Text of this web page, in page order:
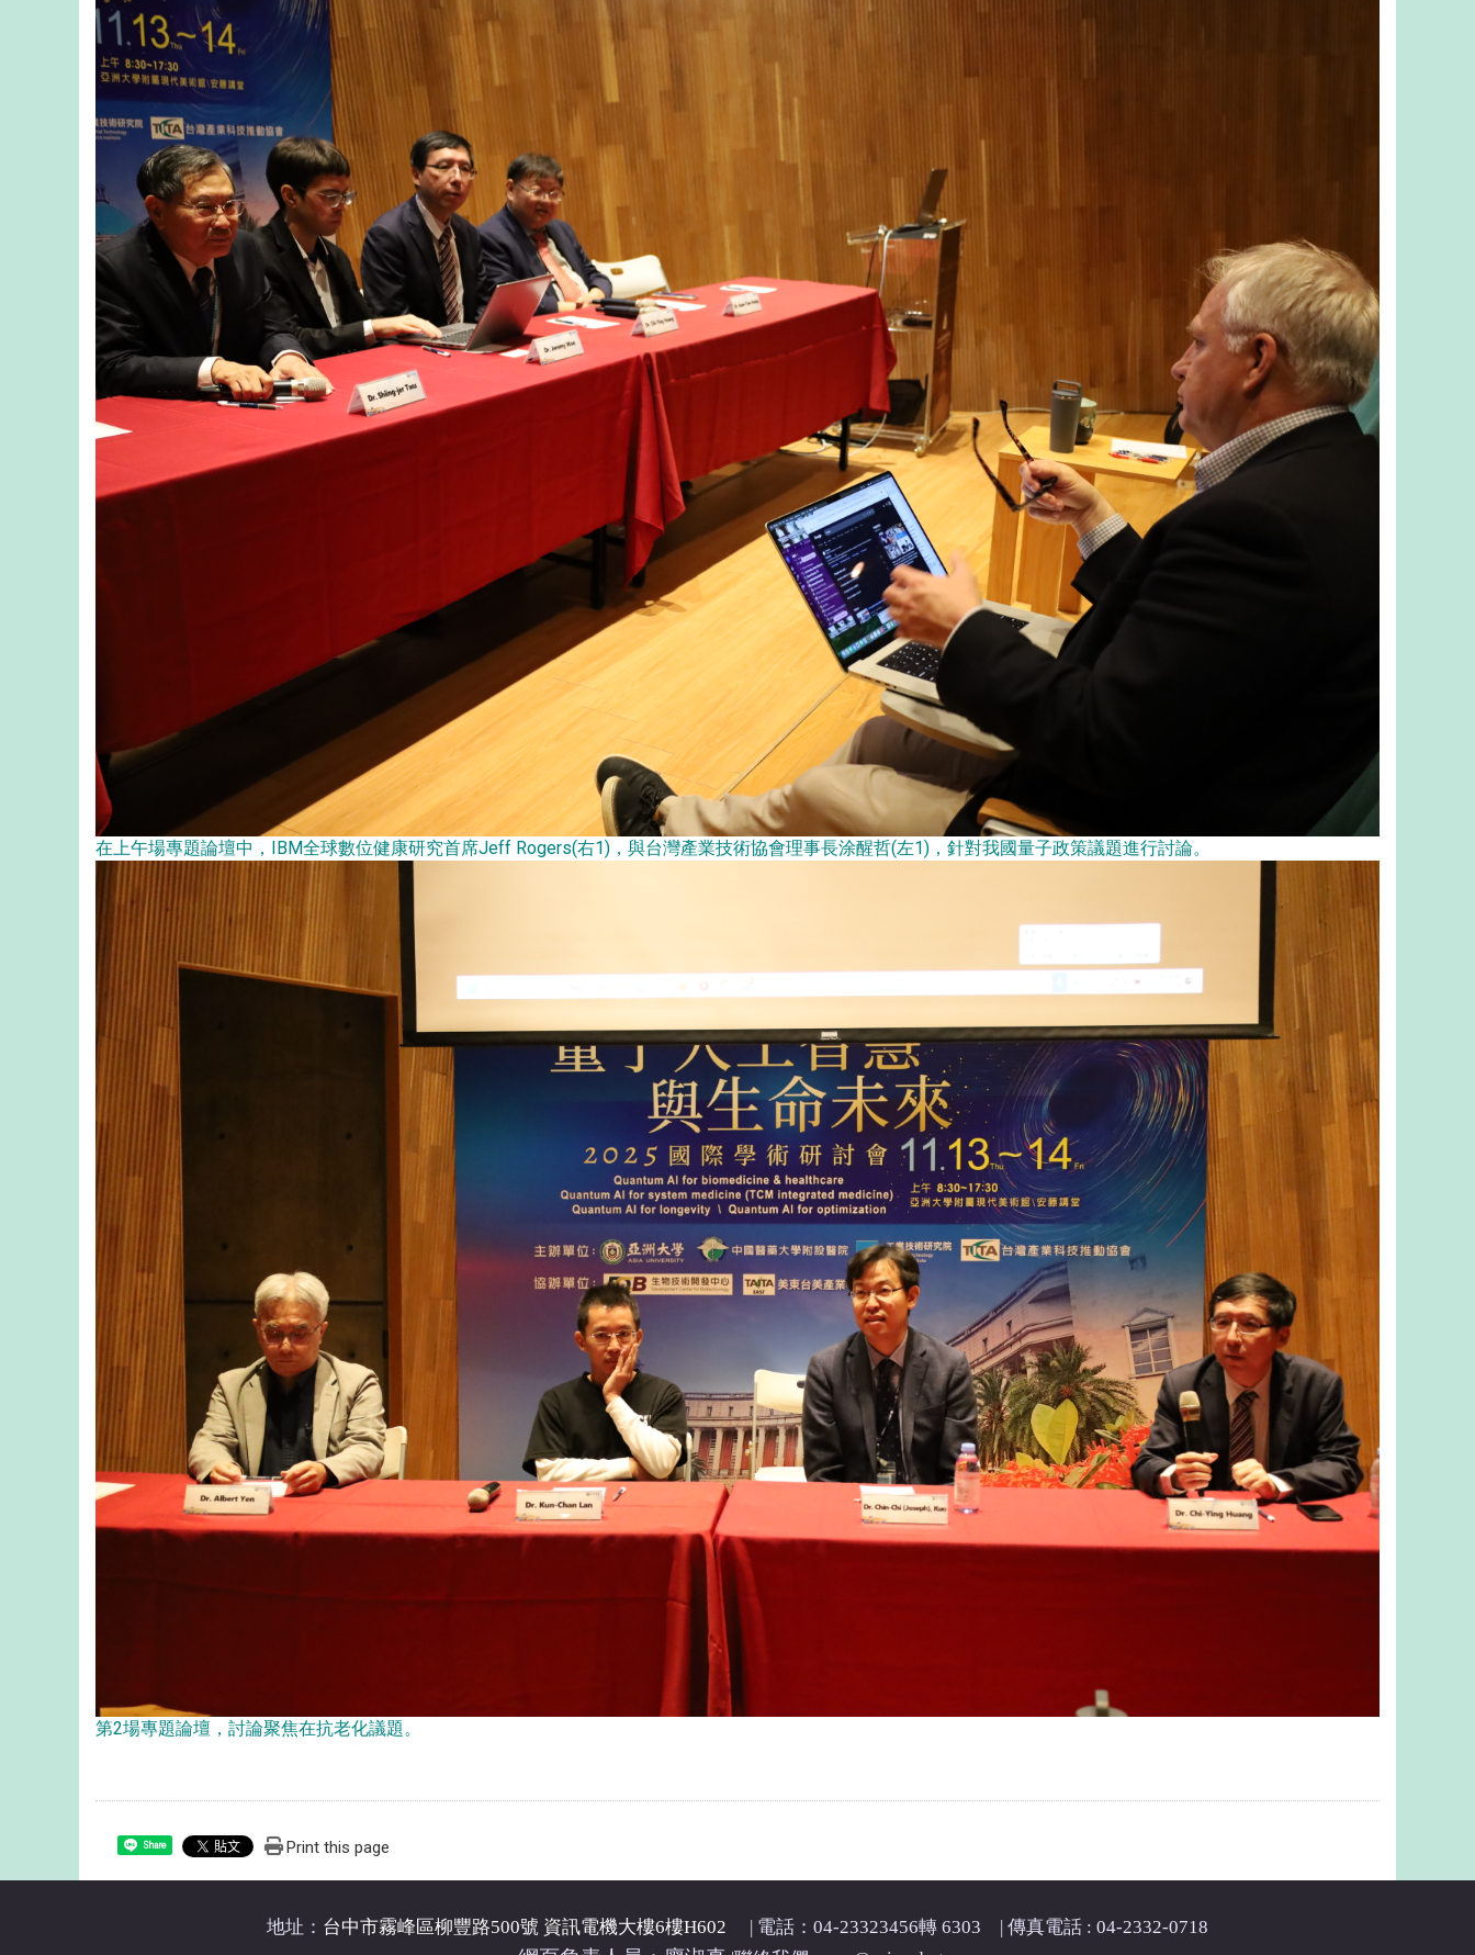
在上午場專題論壇中，IBM全球數位健康研究首席Jeff Rogers(右1)，與台灣產業技術協會理事長涂醒哲(左1)，針對我國量子政策議題進行討論。
第2場專題論壇，討論聚焦在抗老化議題。
Share Print this page
地址： 台中市霧峰區柳豐路500號 資訊電機大樓6樓H602 | 電話：04-23323456轉 6303 | 傳真電話 : 04-2332-0718